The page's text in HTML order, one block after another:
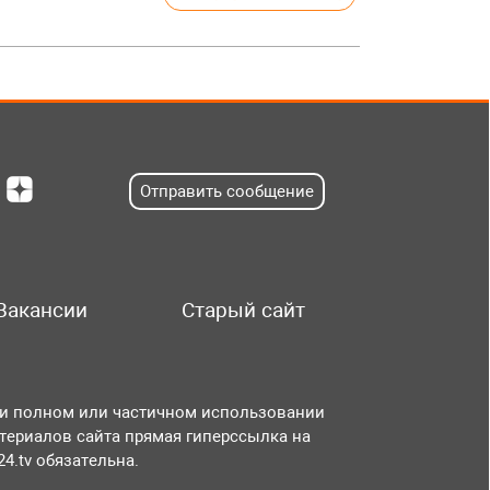
Отправить сообщение
Старый сайт
полном или частичном использовании
сайта прямая гиперссылка на
обязательна.